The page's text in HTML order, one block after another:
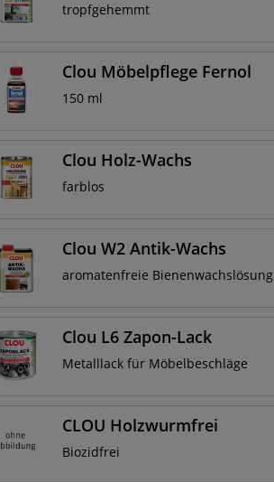
tropfgehemmt
Clou Möbelpflege Fernol
150 ml
Clou Holz-Wachs
farblos
Clou W2 Antik-Wachs
aromatenfreie Bienenwachslösung
Clou L6 Zapon-Lack
Metalllack für Möbelbeschläge
CLOU Holzwurmfrei
Biozidfrei